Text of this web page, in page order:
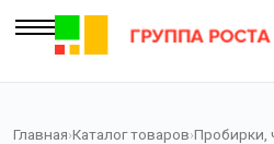
Главная Каталог товаров Пробирки,